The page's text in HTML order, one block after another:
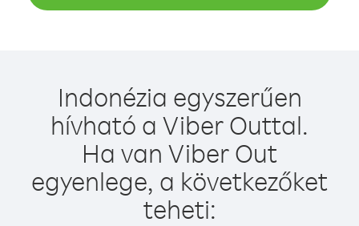
Indonézia egyszerűen
hívható a Viber Outtal.
Ha van Viber Out
egyenlege, a következőket
teheti: